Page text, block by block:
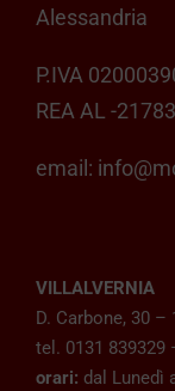
Alessandria
P.IVA
REA AL -
email:
VILLALVERNIA
D. Carbone, 30
tel. 0131 839329
orari: dal Lunedì